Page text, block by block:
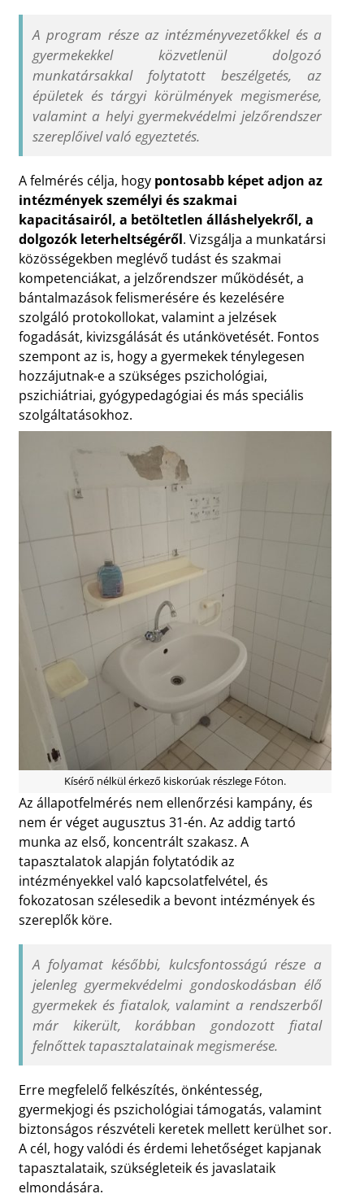
A program része az intézményvezetőkkel és a
gyermekekkel közvetlenül dolgozó
munkatársakkal folytatott beszélgetés, az
épületek és tárgyi körülmények megismerése,
valamint a helyi gyermekvédelmi jelzőrendszer
szereplőivel való egyeztetés.
A felmérés célja, hogy pontosabb képet adjon az
intézmények személyi és szakmai
kapacitásairól, a betöltetlen álláshelyekről, a
dolgozók leterheltségéről. Vizsgálja a munkatársi
közösségekben meglévő tudást és szakmai
kompetenciákat, a jelzőrendszer működését, a
bántalmazások felismerésére és kezelésére
szolgáló protokollokat, valamint a jelzések
fogadását, kivizsgálását és utánkövetését. Fontos
szempont az is, hogy a gyermekek ténylegesen
hozzájutnak-e a szükséges pszichológiai,
pszichiátriai, gyógypedagógiai és más speciális
szolgáltatásokhoz.
Kísérő nélkül érkező kiskorúak részlege Fóton.
Az állapotfelmérés nem ellenőrzési kampány, és
nem ér véget augusztus 31-én. Az addig tartó
munka az első, koncentrált szakasz. A
tapasztalatok alapján folytatódik az
intézményekkel való kapcsolatfelvétel, és
fokozatosan szélesedik a bevont intézmények és
szereplők köre.
A folyamat későbbi, kulcsfontosságú része a
jelenleg gyermekvédelmi gondoskodásban élő
gyermekek és fiatalok, valamint a rendszerből
már kikerült, korábban gondozott fiatal
felnőttek tapasztalatainak megismerése.
Erre megfelelő felkészítés, önkéntesség,
gyermekjogi és pszichológiai támogatás, valamint
biztonságos részvételi keretek mellett kerülhet sor.
A cél, hogy valódi és érdemi lehetőséget kapjanak
tapasztalataik, szükségleteik és javaslataik
elmondására.